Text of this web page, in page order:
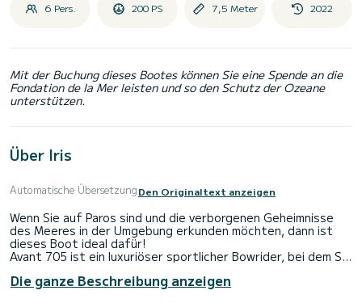
6 Pers. 200 PS 7,5 Meter 2022
Mit der Buchung dieses Bootes können Sie eine Spende an die
Fondation de la Mer leisten und so den Schutz der Ozeane
unterstützen.
Über Iris
Automatische ÜbersetzungDen Originaltext anzeigen
Wenn Sie auf Paros sind und die verborgenen Geheimnisse
des Meeres in der Umgebung erkunden möchten, dann ist
dieses Boot ideal dafür!
Avant 705 ist ein luxuriöser sportlicher Bowrider, bei dem Sie
hohe Windschutzscheibe bietet einen geschützten und
angenehmen Platz während der Fahrt. Der große
Die ganze Beschreibung anzeigen